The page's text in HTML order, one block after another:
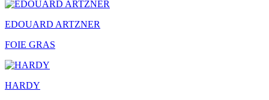
EDOUARD ARTZNER
FOIE GRAS
HARDY